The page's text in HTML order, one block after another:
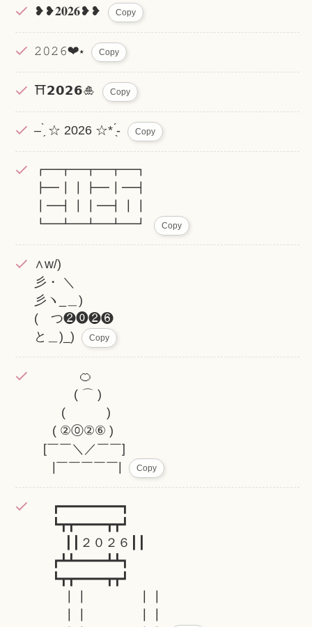
❥❥𝟐𝟎𝟐𝟔❥❥ Copy
𝟸𝟶𝟸𝟼❤︎⋆ Copy
⛩️𝟮𝟬𝟮𝟲🎍 Copy
– ̗̀ ☆ 2026 ☆* ̖́- Copy
┏━┳━┳━┳━┓
┣━┃┃┣━┃━┫
┃━┫┃┃━┫┃┃
┗━┻━┻━┻━┛
Copy
∧w/)
彡・ ＼
彡ヽ_＿)
( つ❷⓿❷❻
と＿)_)
Copy
⠀⠀⠀⠀⠀🍊
⠀⠀⠀ ⠀( ⌒ )
⠀⠀⠀( )
⠀⠀( ②⓪②⑥ )
⠀[￣￣＼／￣￣]
⠀⠀|￣￣￣￣￣|
Copy
⠀⠀┏━━━━━━━━┓
⠀⠀┗┳┳━━━━┳┳┛
⠀⠀⠀ ┃┃２０２６┃┃
⠀⠀┏┻┻━━━━┻┻┓
⠀⠀┗┳┳━━━━┳┳┛